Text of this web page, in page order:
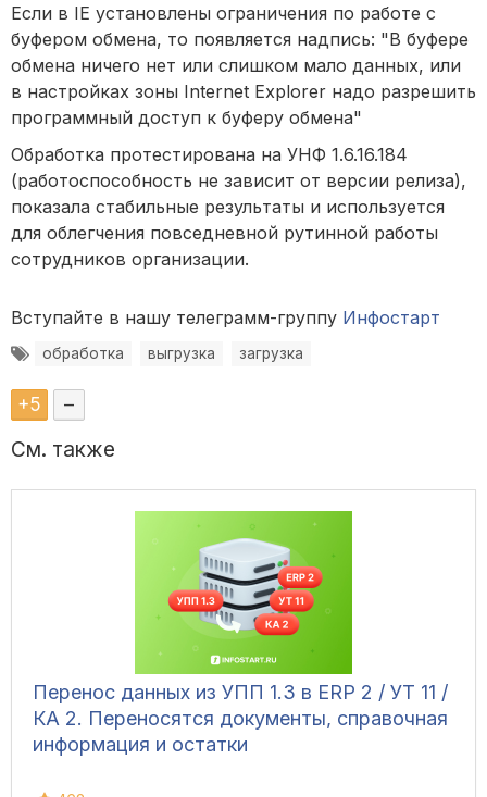
Если в IE установлены ограничения по работе с
буфером обмена, то появляется надпись: "В буфере
обмена ничего нет или слишком мало данных, или
в настройках зоны Internet Explorer надо разрешить
программный доступ к буферу обмена"
Обработка протестирована на УНФ 1.6.16.184
(работоспособность не зависит от версии релиза),
показала стабильные результаты и используется
для облегчения повседневной рутинной работы
сотрудников организации.
Вступайте в нашу телеграмм-группу Инфостарт
обработка выгрузка загрузка
+5 –
См. также
Перенос данных из УПП 1.3 в ERP 2 / УТ 11 /
КА 2. Переносятся документы, справочная
информация и остатки